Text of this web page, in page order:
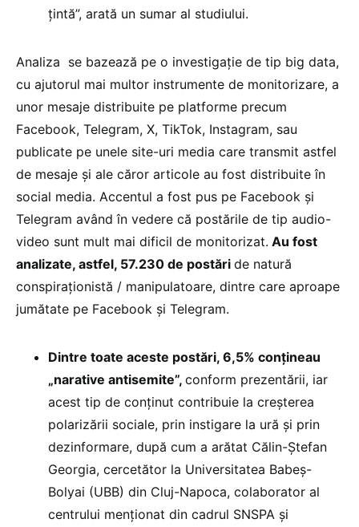
țintă”, arată un sumar al studiului.
Analiza se bazează pe o investigație de tip big data,
cu ajutorul mai multor instrumente de monitorizare, a
unor mesaje distribuite pe platforme precum
Facebook, Telegram, X, TikTok, Instagram, sau
publicate pe unele site-uri media care transmit astfel
de mesaje și ale căror articole au fost distribuite în
social media. Accentul a fost pus pe Facebook și
Telegram având în vedere că postările de tip audio-
video sunt mult mai dificil de monitorizat. Au fost
analizate, astfel, 57.230 de postări de natură
conspiraționistă / manipulatoare, dintre care aproape
jumătate pe Facebook și Telegram.
Dintre toate aceste postări, 6,5% conțineau
„narative antisemite”, conform prezentării, iar
acest tip de conținut contribuie la creșterea
polarizării sociale, prin instigare la ură și prin
dezinformare, după cum a arătat Călin-Ștefan
Georgia, cercetător la Universitatea Babeș-
Bolyai (UBB) din Cluj-Napoca, colaborator al
centrului menționat din cadrul SNSPA și